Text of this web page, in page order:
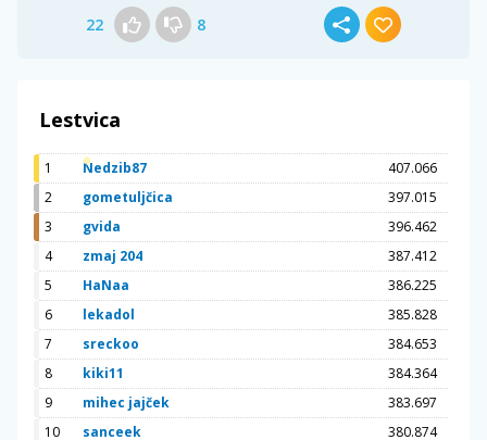
22 8
Lestvica
1 Nedzib87
407.066
2
gometuljčica
397.015
3
gvida
396.462
4
zmaj 204
387.412
5
HaNaa
386.225
6
lekadol
385.828
7
sreckoo
384.653
8
kiki11
384.364
9
mihec jajček
383.697
10
sanceek 380.874